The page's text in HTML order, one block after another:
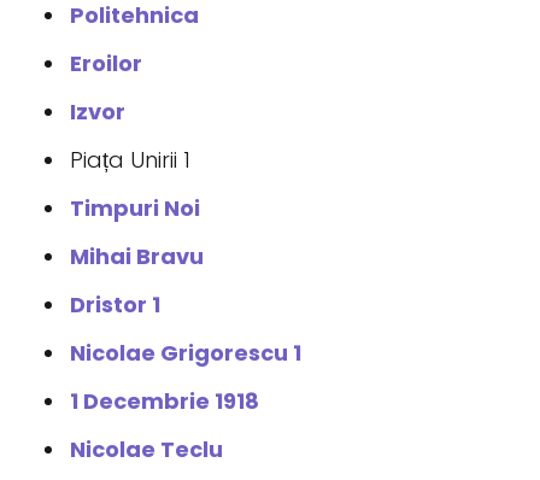
Politehnica
Eroilor
Izvor
Piața Unirii 1
Timpuri Noi
Mihai Bravu
Dristor 1
Nicolae Grigorescu 1
1 Decembrie 1918
Nicolae Teclu